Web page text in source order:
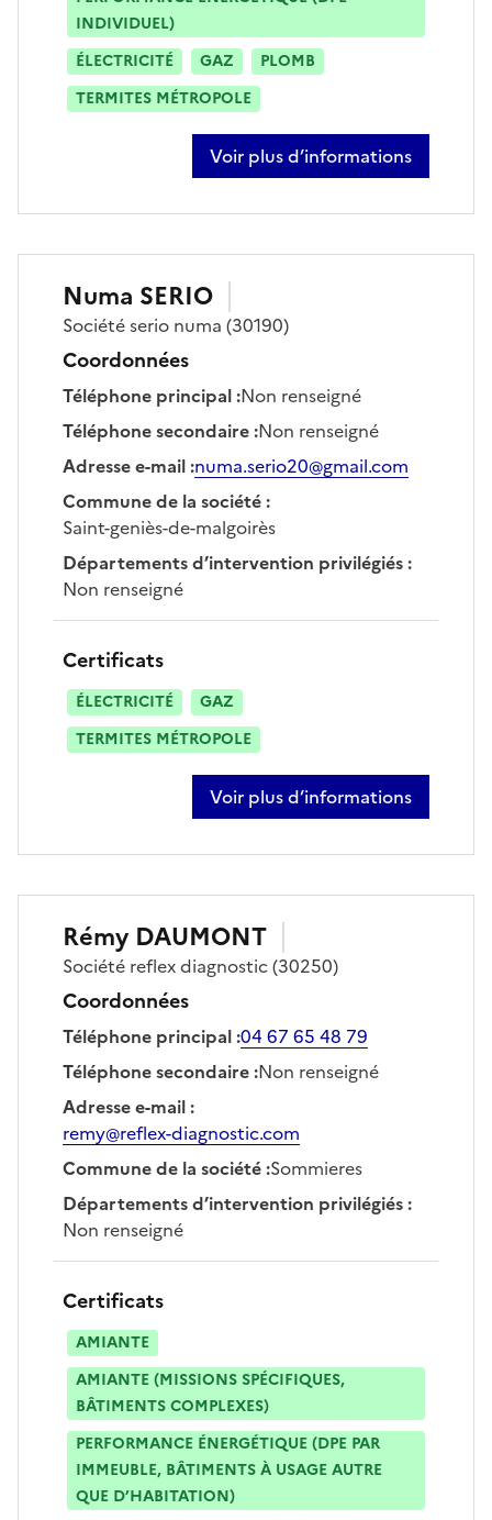
INDIVIDUEL)
ÉLECTRICITÉ
GAZ
PLOMB
TERMITES MÉTROPOLE
Voir plus d’informations
sur clément gonzalez
Numa SERIO
Sociétéserio numa (30190)
Coordonnées
Téléphone principal:Non renseigné
Téléphone secondaire:Non renseigné
Adresse e-mail:numa.serio20@gmail.com
Commune de la société:
Saint-geniès-de-malgoirès
Départements d’intervention privilégiés:
Non renseigné
Certificats
ÉLECTRICITÉ
GAZ
TERMITES MÉTROPOLE
Voir plus d’informations
sur numa serio
Rémy DAUMONT
Société reflex diagnostic(30250)
Coordonnées
Téléphone principal:04 67 65 48 79
Téléphone secondaire:Non renseigné
Adresse e-mail:
remy@reflex-diagnostic.com
Commune de la société:Sommieres
Départements d’intervention privilégiés:
Non renseigné
Certificats
AMIANTE
AMIANTE (MISSIONS SPÉCIFIQUES,
BÂTIMENTS COMPLEXES)
PERFORMANCE ÉNERGÉTIQUE (DPE PAR
IMMEUBLE, BÂTIMENTS À USAGE AUTRE
QUE D’HABITATION)